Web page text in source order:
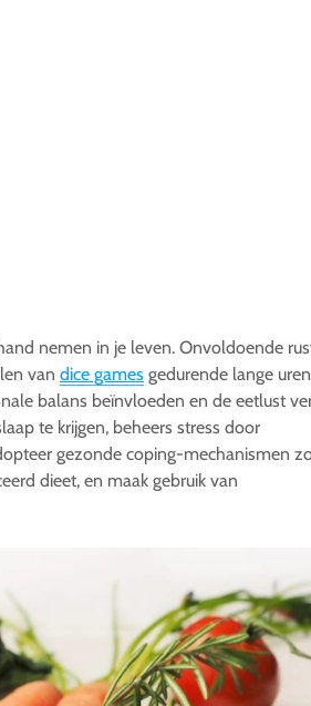
nemen in je leven. Onvoldoende
van dice games gedurende lange
balans beïnvloeden en de eetlust
te krijgen, beheers stress door
gezonde coping-mechanismen
dieet, en maak gebruik van